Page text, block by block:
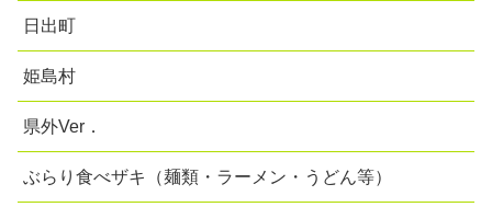
日出町
姫島村
県外Ver．
ぶらり食べザキ（麺類・ラーメン・うどん等）